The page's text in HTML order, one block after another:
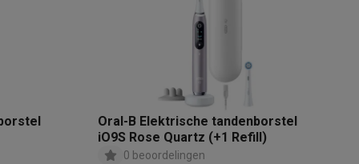
Oral-B Elektrische tandenborstel
iO9S Rose Quartz (+1 Refill)
0 beoordelingen